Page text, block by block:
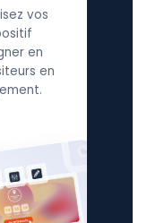
vos
en
en